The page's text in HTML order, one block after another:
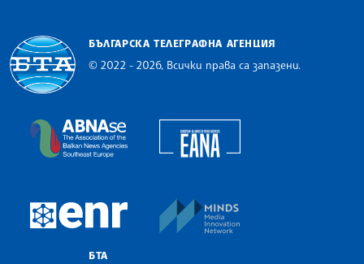
БЪЛГАРСКА ТЕЛЕГРАФНА АГЕНЦИЯ
© 2022 - 2026, Всички права са запазени.
The Assocoation of the Balkan News Agencies
European Newsroom
БТА